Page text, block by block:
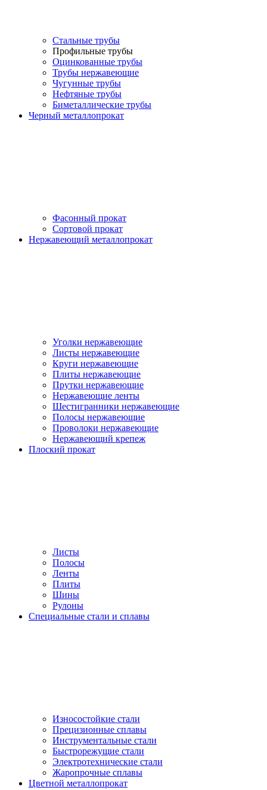
Стальные трубы
Профильные трубы
Оцинкованные трубы
Трубы нержавеющие
Чугунные трубы
Нефтяные трубы
Биметаллические трубы
Черный металлопрокат
Фасонный прокат
Сортовой прокат
Нержавеющий металлопрокат
Уголки нержавеющие
Листы нержавеющие
Круги нержавеющие
Плиты нержавеющие
Прутки нержавеющие
Нержавеющие ленты
Шестигранники нержавеющие
Полосы нержавеющие
Проволоки нержавеющие
Нержавеющий крепеж
Плоский прокат
Листы
Полосы
Ленты
Плиты
Шины
Рулоны
Специальные стали и сплавы
Износостойкие стали
Прецизионные сплавы
Инструментальные стали
Быстрорежущие стали
Электротехнические стали
Жаропрочные сплавы
Цветной металлопрокат